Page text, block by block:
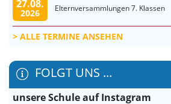
27.08.
2026 Elternversammlungen 7. Klassen
ALLE TERMINE ANSEHEN
FOLGT UNS ...
unsere Schule auf Instagram